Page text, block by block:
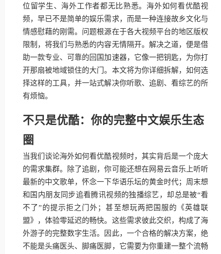
位留学生、海外工作者都无比熟悉。海外如何看优酷视
频，早已不是简单的娱乐需求，而是一种连接故乡文化与
情感慰藉的刚需。问题根源在于各大视频平台的地区版权
限制，将我们与熟悉的内容无情隔开。解决之道，便是借
助一款专业、可靠的回国加速器，它像一把钥匙，为你打
开那扇被地域锁住的大门。本文将为你详细拆解，如何选
择这样的工具，并一站式解决你听歌、追剧、看综艺的所
有烦恼。
不只是优酷：你的完整中文娱乐生态
圈
当我们谈论海外如何看优酷视频时，其实背后是一个庞大
的需求集群。除了追剧，你可能还想在网易云音乐上听听
最新的中文歌单，怀念一下华语乐坛的黄金时代；周末想
和国内朋友同步追看腾讯视频的独播综艺，却总是被“看
不了”的提示拒之门外；甚至想玩两把国服的《英雄联
盟》，体验零延迟的畅快。这些需求彼此交织，构成了海
外游子的完整数字生活。因此，一个合格的解决方案，绝
不能是头痛医头、脚痛医脚，它需要为你重建一整个流畅